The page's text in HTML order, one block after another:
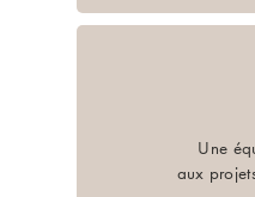
Une
aux